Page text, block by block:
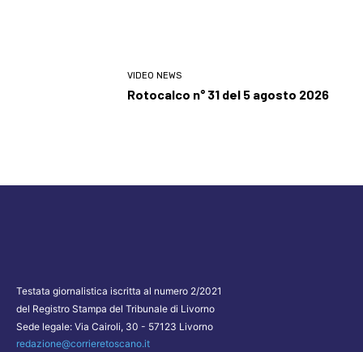
VIDEO NEWS
Rotocalco n° 31 del 5 agosto 2026
Testata giornalistica iscritta al numero 2/2021
del Registro Stampa del Tribunale di Livorno
Sede legale: Via Cairoli, 30 - 57123 Livorno
redazione@corrieretoscano.it